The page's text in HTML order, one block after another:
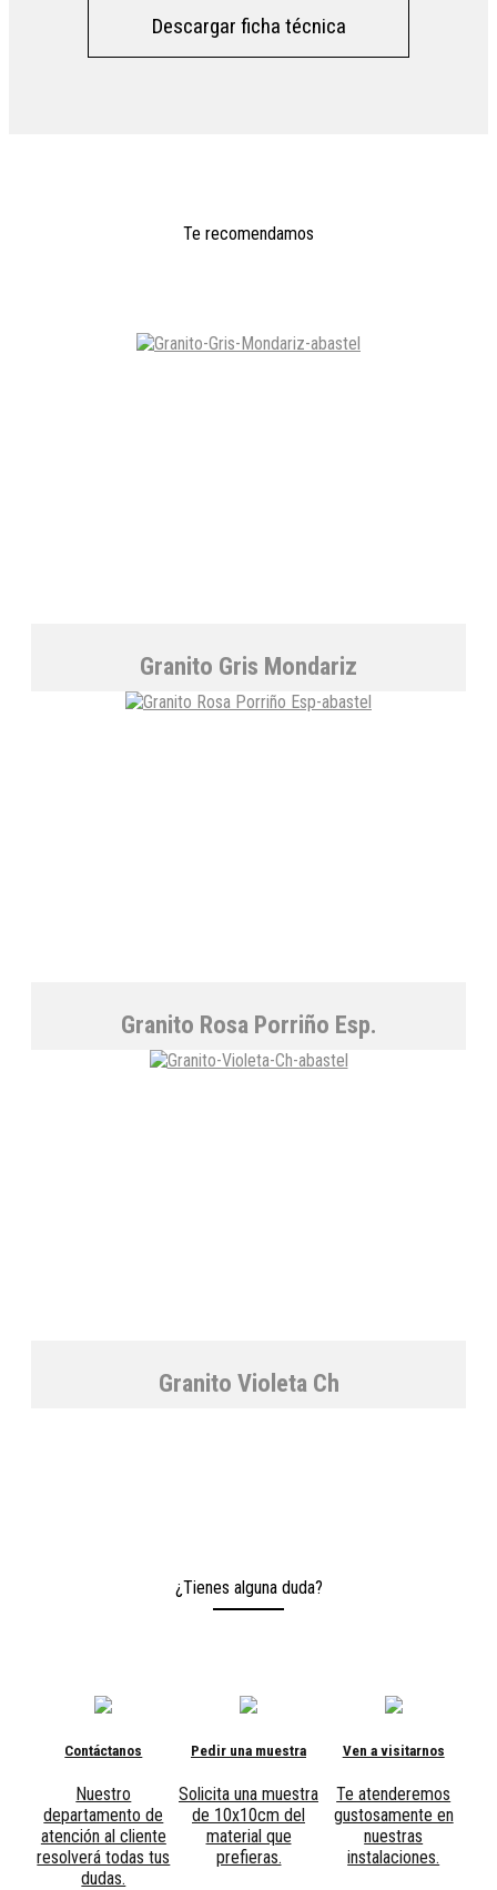
Descargar ficha técnica
Te recomendamos
Granito Gris Mondariz
Granito Rosa Porriño Esp.
Granito Violeta Ch
¿Tienes alguna duda?
Contáctanos
Nuestro
departamento de
atención al cliente
resolverá todas tus
dudas.
Pedir una muestra
Solicita una muestra
de 10x10cm del
material que
prefieras.
Ven a visitarnos
Te atenderemos
gustosamente en
nuestras
instalaciones.